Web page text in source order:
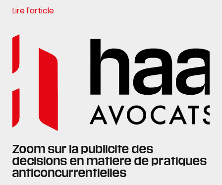
Lire l'article
Zoom sur la publicité des
décisions en matière de pratiques
anticoncurrentielles